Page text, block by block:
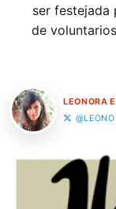
ser festejada
de
LEONORA